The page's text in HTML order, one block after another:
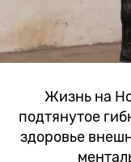
Жизнь на
подтянутое
здоровье